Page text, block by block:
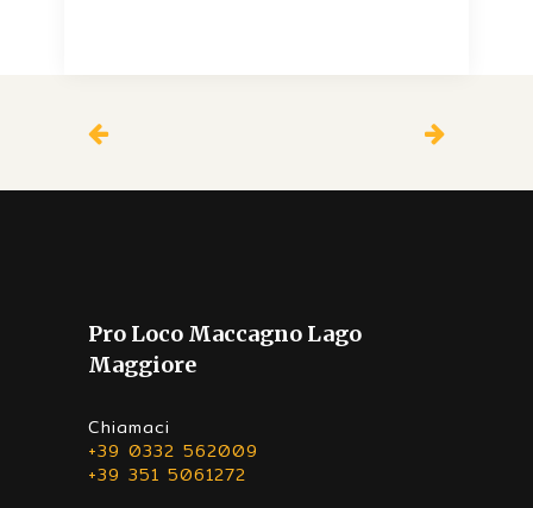
Pro Loco Maccagno Lago
Maggiore
Chiamaci
+39 0332 562009
+39 351 5061272